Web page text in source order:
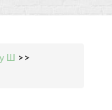
Ш >>